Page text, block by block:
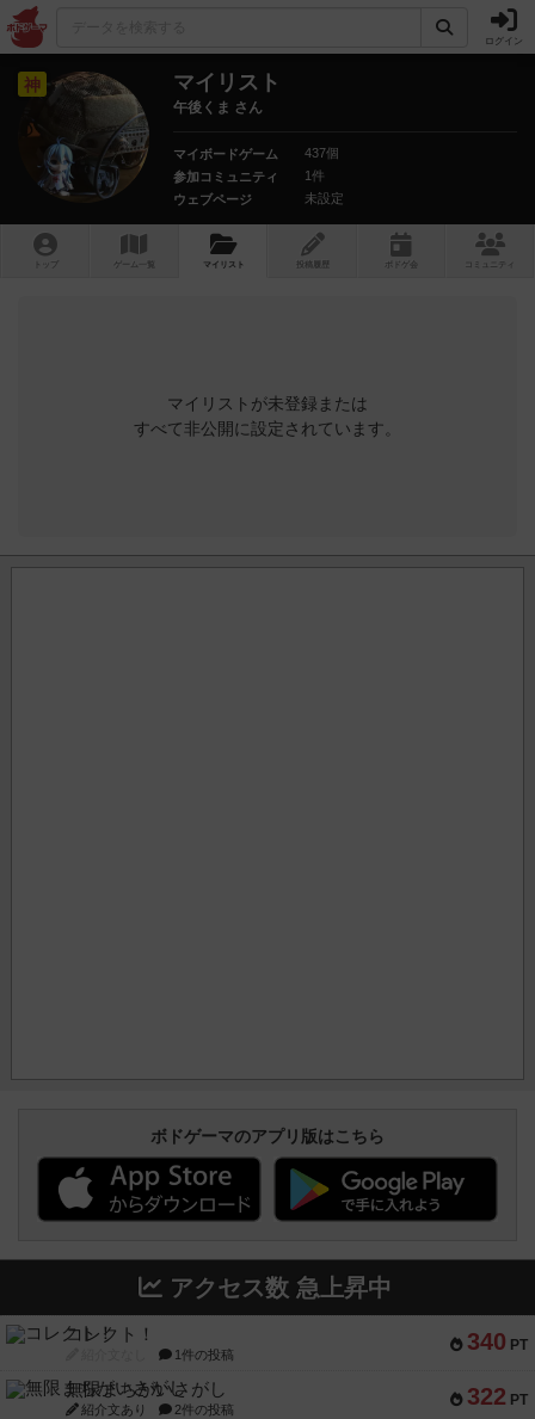
ログイン
神 マイリスト
午後くま さん
マイボードゲーム
437個
参加コミュニティ
1件
ウェブページ
未設定
トップ ゲーム一覧 マイリスト 投稿履歴 ボ ドゲ コミュニティ
マイリストが未登録または
すべて非公開に設定されています。
ボドゲーマのアプリ版はこちら
アクセス数 急上昇中
340 PT
コレクト！
1件の投稿
322 PT
無限まちがいさがし
紹介文あり 2件の投稿